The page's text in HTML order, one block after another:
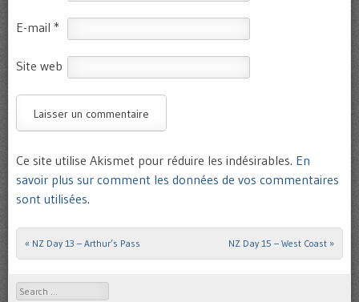
E-mail *
Site web
Ce site utilise Akismet pour réduire les indésirables. En
savoir plus sur comment les données de vos commentaires
sont utilisées.
Post navigation
« NZ Day 13 – Arthur’s Pass NZ Day 15 – West Coast »
Search